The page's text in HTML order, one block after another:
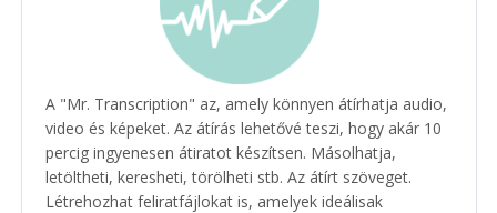
A "Mr. Transcription" az, amely könnyen átírhatja audio,
video és képeket. Az átírás lehetővé teszi, hogy akár 10
percig ingyenesen átiratot készítsen. Másolhatja,
letöltheti, keresheti, törölheti stb. Az átírt szöveget.
Létrehozhat feliratfájlokat is, amelyek ideálisak